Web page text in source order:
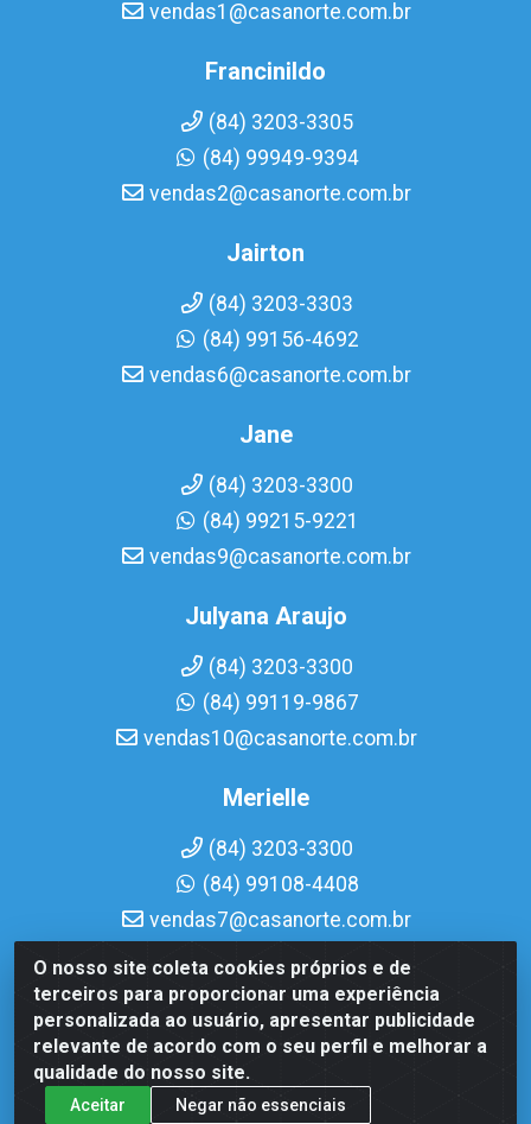
O nosso site coleta cookies próprios e de
terceiros para proporcionar uma experiência
personalizada ao usuário, apresentar publicidade
relevante de acordo com o seu perfil e melhorar a
qualidade do nosso site.
Aceitar Negar não essenciais
vendas1@casanorte.com.br
Francinildo
(84) 3203-3305
(84) 99949-9394
vendas2@casanorte.com.br
Jairton
(84) 3203-3303
(84) 99156-4692
vendas6@casanorte.com.br
Jane
(84) 3203-3300
(84) 99215-9221
vendas9@casanorte.com.br
Julyana Araujo
(84) 3203-3300
(84) 99119-9867
vendas10@casanorte.com.br
Merielle
(84) 3203-3300
(84) 99108-4408
vendas7@casanorte.com.br
Casa Norte LTDA - Av. Interventor Mário Câmara, 1815 - Dix-
Sept Rosado, Natal/RN - CEP 59054-600 - CNPJ
08.713.513/0001-51